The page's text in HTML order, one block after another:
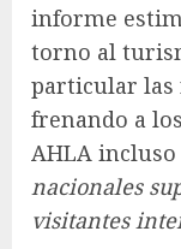
informe
torno al
particular las
frenando a
AHLA
nacionales
visitantes